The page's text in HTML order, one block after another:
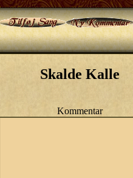
Skalde Kalle
Kommentar